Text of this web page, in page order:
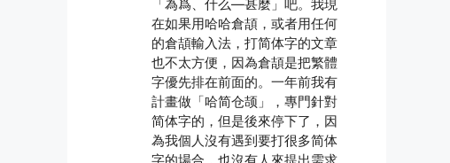
「為爲、什么―甚麼」吧。我現
在如果用哈哈倉頡，或者用任何
的倉頡輸入法，打简体字的文章
也不太方便，因為倉頡是把繁體
字優先排在前面的。一年前我有
計畫做「哈简仓颉」，專門針對
简体字的，但是後來停下了，因
為我個人沒有遇到要打很多简体